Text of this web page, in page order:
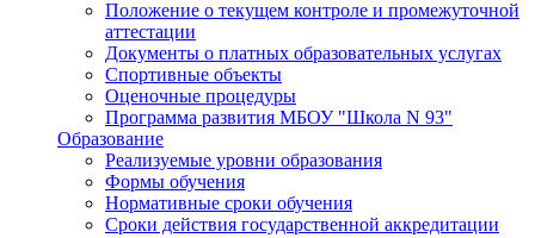
Положение о текущем контроле и промежуточной
аттестации
Документы о платных образовательных услугах
Спортивные объекты
Оценочные процедуры
Программа развития МБОУ "Школа N 93"
Образование
Реализуемые уровни образования
Формы обучения
Нормативные сроки обучения
Сроки действия государственной аккредитации